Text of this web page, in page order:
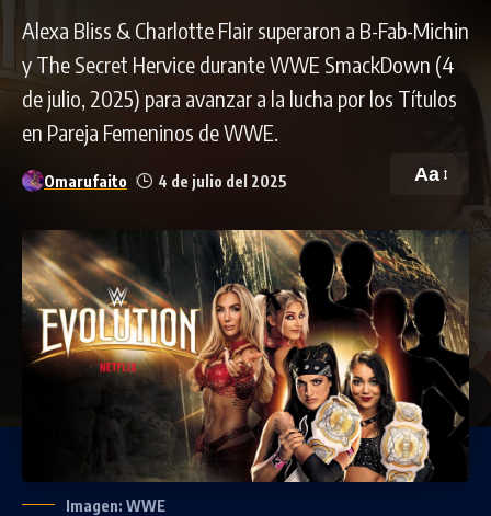
Alexa Bliss & Charlotte Flair superaron a B-Fab-Michin
y The Secret Hervice durante WWE SmackDown (4
de julio, 2025) para avanzar a la lucha por los Títulos
en Pareja Femeninos de WWE.
Omarufaito 4 de julio del 2025 Aa
Imagen: WWE